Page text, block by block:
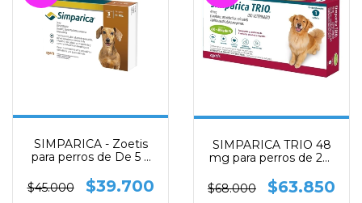
SIMPARICA - Zoetis
para perros de De 5 a
mg
$45.000 $39.700
SIMPARICA TRIO 48
mg para perros de 20-
$68.000
$63.850